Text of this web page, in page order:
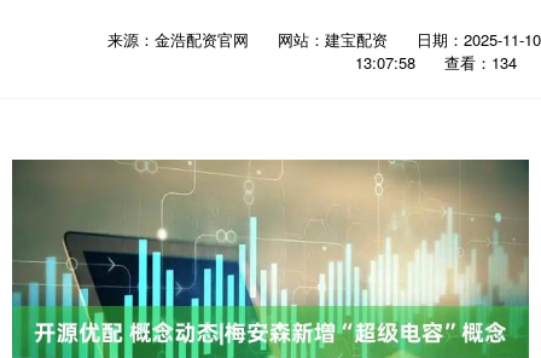
来源：金浩配资官网 网站：建宝配资
日期：2025-11-10
13:07:58
查看：134